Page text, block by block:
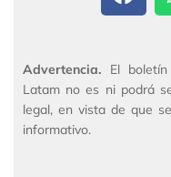
Advertencia. El
Latam no es ni podrá
legal, en vista de que
informativo.